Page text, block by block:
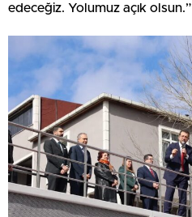
edeceğiz. Yolumuz açık olsun.”